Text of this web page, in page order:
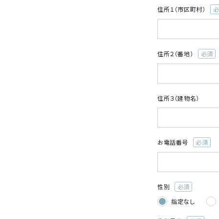
住所１（市区町村）
(必
住所２（番地）
(必
住所３（建物名）
お電話番号
(必
性別
須)
指定なし